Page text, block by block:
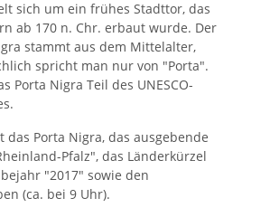
sich um ein frühes Stadttor, das
ab 170 n. Chr. erbaut wurde. Der
stammt aus dem Mittelalter,
spricht man nur von "Porta".
Porta Nigra Teil des UNESCO-
das Porta Nigra, das ausgebende
Pfalz", das Länderkürzel
"2017" sowie den
(ca. bei 9 Uhr).